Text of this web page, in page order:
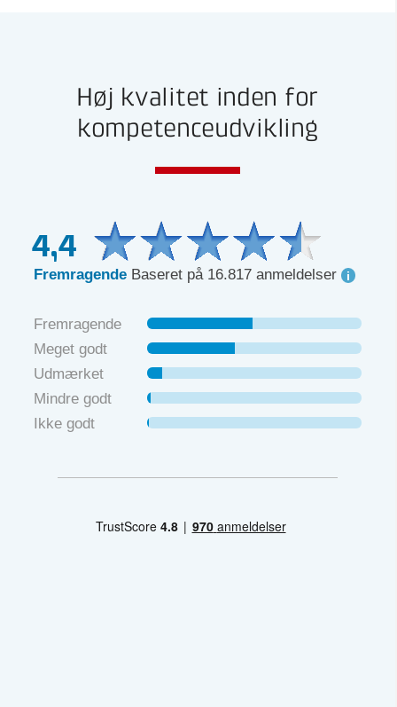
Høj kvalitet inden for
kompetenceudvikling
4,4
Fremragende Baseret på 16.817 anmeldelser
Fremragende
Meget godt
Udmærket
Mindre godt
Ikke godt